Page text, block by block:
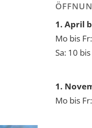
1. April
Mo bis
Sa: 10
1.
Mo bis